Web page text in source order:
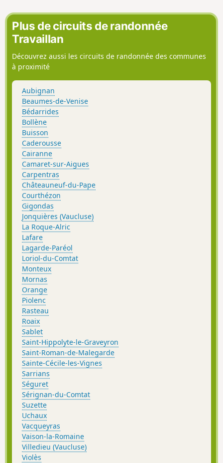
Plus de circuits de randonnée
Travaillan
Découvrez aussi les circuits de randonnée des communes
à proximité
Aubignan
Beaumes-de-Venise
Bédarrides
Bollène
Buisson
Caderousse
Cairanne
Camaret-sur-Aigues
Carpentras
Châteauneuf-du-Pape
Courthézon
Gigondas
Jonquières (Vaucluse)
La Roque-Alric
Lafare
Lagarde-Paréol
Loriol-du-Comtat
Monteux
Mornas
Orange
Piolenc
Rasteau
Roaix
Sablet
Saint-Hippolyte-le-Graveyron
Saint-Roman-de-Malegarde
Sainte-Cécile-les-Vignes
Sarrians
Séguret
Sérignan-du-Comtat
Suzette
Uchaux
Vacqueyras
Vaison-la-Romaine
Villedieu (Vaucluse)
Violès